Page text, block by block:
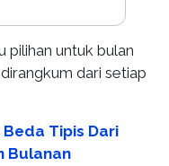
pilihan untuk bulan
dari setiap
Beda Tipis Dari
Bulanan